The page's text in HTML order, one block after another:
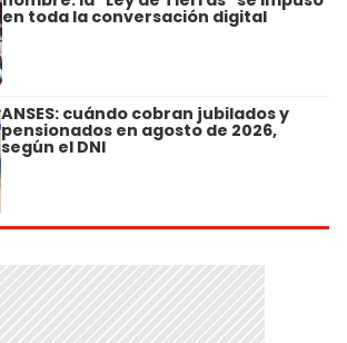
en toda la conversación digital
ANSES: cuándo cobran jubilados y
pensionados en agosto de 2026,
según el DNI